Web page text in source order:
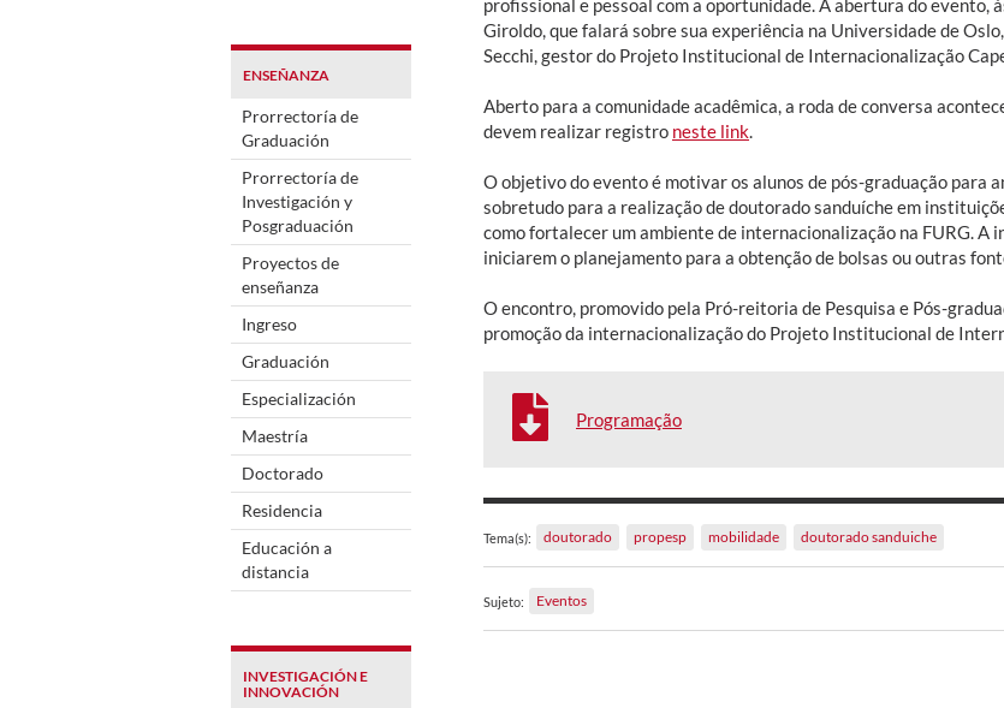
ENSEÑANZA
Prorrectoría de
Graduación
Prorrectoría de
Investigación y
Posgraduación
Proyectos de
enseñanza
Ingreso
Graduación
Especialización
Maestría
Doctorado
Residencia
Educación a
distancia
INVESTIGACIÓN E
INNOVACIÓN
Giroldo, que falará sobre sua experiência na Universidade de
Secchi, gestor do Projeto Institucional de Internacionalização
Aberto para a comunidade acadêmica, a roda de conversa
devem realizar registro neste link
O objetivo do evento é motivar os alunos de pós-graduação para
sobretudo para a realização de doutorado sanduíche em
como fortalecer um ambiente de internacionalização na FURG.
iniciarem o planejamento para a obtenção de bolsas ou outras
O encontro, promovido pela Pró-reitoria de Pesquisa e Pós-
promoção da internacionalização do Projeto Institucional de
Programação
Tema(s): doutorado propesp mobilidade doutorado sanduiche
Sujeto: Eventos